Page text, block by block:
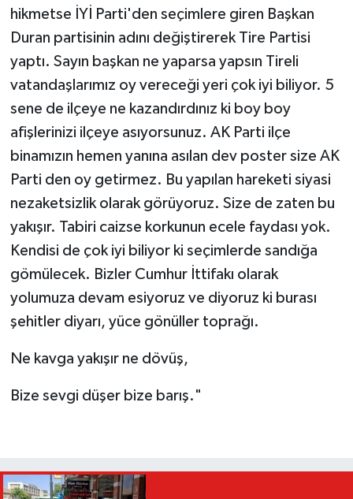
hikmetse İYİ Parti'den seçimlere giren Başkan
Duran partisinin adını değiştirerek Tire Partisi
yaptı. Sayın başkan ne yaparsa yapsın Tireli
vatandaşlarımız oy vereceği yeri çok iyi biliyor. 5
sene de ilçeye ne kazandırdınız ki boy boy
afişlerinizi ilçeye asıyorsunuz. AK Parti ilçe
binamızın hemen yanına asılan dev poster size AK
Parti den oy getirmez. Bu yapılan hareketi siyasi
nezaketsizlik olarak görüyoruz. Size de zaten bu
yakışır. Tabiri caizse korkunun ecele faydası yok.
Kendisi de çok iyi biliyor ki seçimlerde sandığa
gömülecek. Bizler Cumhur İttifakı olarak
yolumuza devam esiyoruz ve diyoruz ki burası
şehitler diyarı, yüce gönüller toprağı.
Ne kavga yakışır ne dövüş,
Bize sevgi düşer bize barış."